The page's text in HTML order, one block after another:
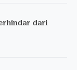
dari